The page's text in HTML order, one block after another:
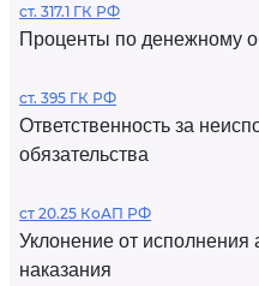
ст. 317.1 ГК РФ
Проценты по денежному
ст. 395 ГК РФ
Ответственность за
обязательства
ст 20.25 КоАП РФ
Уклонение от исполнения
наказания